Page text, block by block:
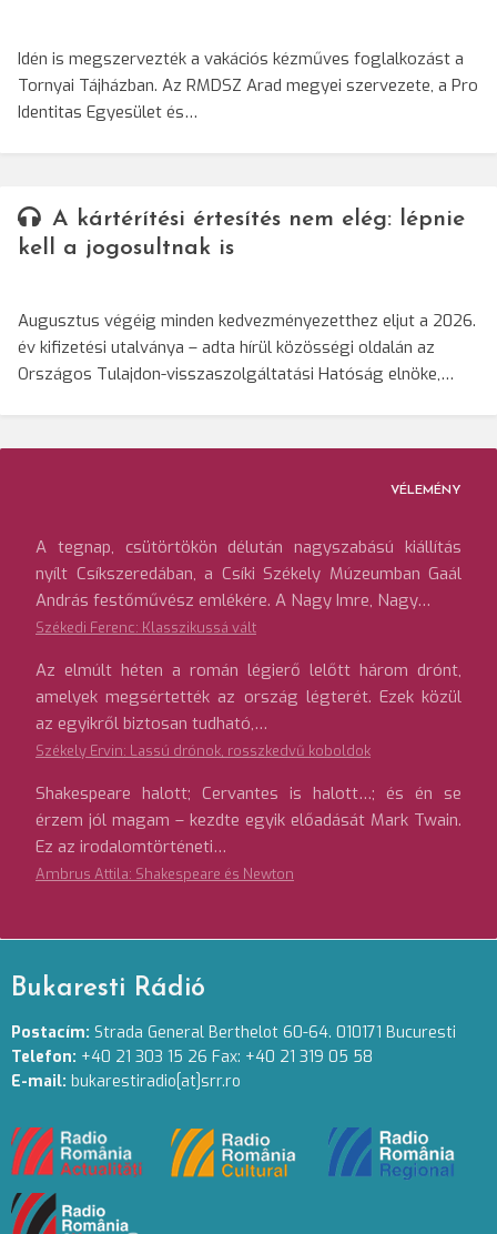
Idén is megszervezték a vakációs kézműves foglalkozást a
Tornyai Tájházban. Az RMDSZ Arad megyei szervezete, a Pro
Identitas Egyesület és…
A kártérítési értesítés nem elég: lépnie
kell a jogosultnak is
Augusztus végéig minden kedvezményezetthez eljut a 2026.
év kifizetési utalványa – adta hírül közösségi oldalán az
Országos Tulajdon-visszaszolgáltatási Hatóság elnöke,…
VÉLEMÉNY
A tegnap, csütörtökön délután nagyszabású kiállítás
nyílt Csíkszeredában, a Csíki Székely Múzeumban Gaál
András festőművész emlékére. A Nagy Imre, Nagy…
Székedi Ferenc: Klasszikussá vált
Az elmúlt héten a román légierő lelőtt három drónt,
amelyek megsértették az ország légterét. Ezek közül
az egyikről biztosan tudható,…
Székely Ervin: Lassú drónok, rosszkedvű koboldok
Shakespeare halott; Cervantes is halott…; és én se
érzem jól magam – kezdte egyik előadását Mark Twain.
Ez az irodalomtörténeti…
Ambrus Attila: Shakespeare és Newton
Bukaresti Rádió
Postacím: Strada General Berthelot 60-64. 010171 Bucuresti
Telefon: +40 21 303 15 26 Fax: +40 21 319 05 58
E-mail: bukarestiradio[at]srr.ro